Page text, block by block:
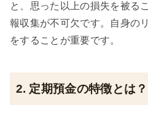
と、思った以上の損失を被る
報収集が不可欠です。自身の
をすることが重要です。
2. 定期預金の特徴とは？